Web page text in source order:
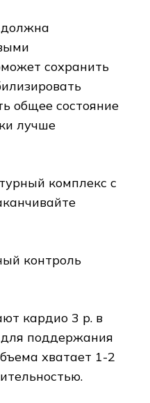
должна
сохранить
общее состояние
лучше
комплекс с
контроль
кардио 3 р. в
поддержания
хватает 1-2